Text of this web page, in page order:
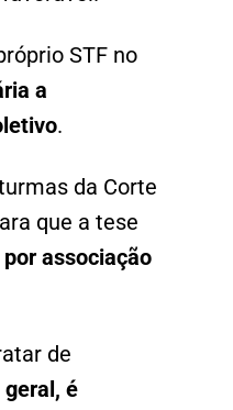
STF no
a
.
da Corte
que a tese
associação
de
é